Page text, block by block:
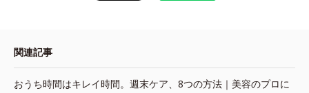
関連記事
おうち時間はキレイ時間。週末ケア、8つの方法｜美容のプロに